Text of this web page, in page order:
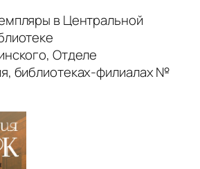
в Центральной
Отделе
библиотеках-филиалах №